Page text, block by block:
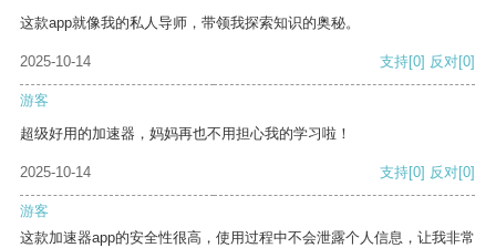
这款app就像我的私人导师，带领我探索知识的奥秘。
2025-10-14 支持[0] 反对[0]
游客
超级好用的加速器，妈妈再也不用担心我的学习啦！
2025-10-14 支持[0] 反对[0]
游客
这款加速器app的安全性很高，使用过程中不会泄露个人信息，让我非常